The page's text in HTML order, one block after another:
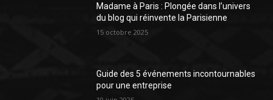
Madame à Paris : Plongée dans l’univers
du blog qui réinvente la Parisienne
15 octobre 2025
Guide des 5 événements incontournables
pour une entreprise